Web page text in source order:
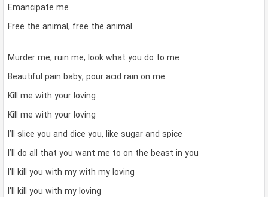
Emancipate me
Free the animal, free the animal
Murder me, ruin me, look what you do to me
Beautiful pain baby, pour acid rain on me
Kill me with your loving
Kill me with your loving
I’ll slice you and dice you, like sugar and spice
I’ll do all that you want me to on the beast in you
I’ll kill you with my with my loving
I’ll kill you with my loving